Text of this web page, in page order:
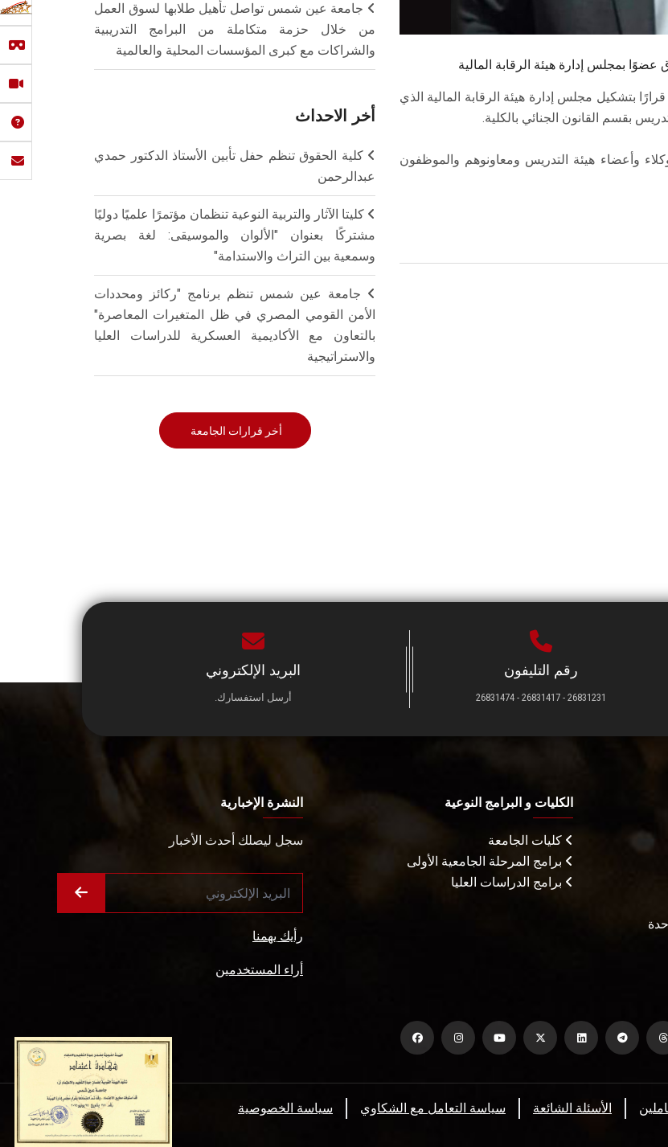
بمجلس إدارة هيئة الرقابة المالية
بتشكيل مجلس إدارة هيئة الرقابة المالية الذي
بقسم القانون الجنائي بالكلية.
وأعضاء هيئة التدريس ومعاونوهم والموظفون
جامعة عين شمس تواصل تأهيل طلابها لسوق العمل
من خلال حزمة متكاملة من البرامج التدريبية
والشراكات مع كبرى المؤسسات المحلية والعالمية
أخر الاحداث
كلية الحقوق تنظم حفل تأبين الأستاذ الدكتور حمدي
عبدالرحمن
كليتا الآثار والتربية النوعية تنظمان مؤتمرًا علميًا دوليًا
مشتركًا بعنوان "الألوان والموسيقى: لغة بصرية
وسمعية بين التراث والاستدامة"
جامعة عين شمس تنظم برنامج "ركائز ومحددات
الأمن القومي المصري في ظل المتغيرات المعاصرة"
بالتعاون مع الأكاديمية العسكرية للدراسات العليا
والاستراتيجية
أخر قرارات الجامعة
رقم التليفون
26831231 - 26831417 - 26831474
البريد الإلكتروني
أرسل استفسارك.
الكليات و البرامج النوعية
كليات الجامعة
برامج المرحلة الجامعية الأولى
برامج الدراسات العليا
النشرة الإخبارية
سجل ليصلك أحدث الأخبار
رأيك يهمنا
أراء المستخدمين
سياسة الخصوصية سياسة التعامل مع الشكاوي الأسئلة الشائعة